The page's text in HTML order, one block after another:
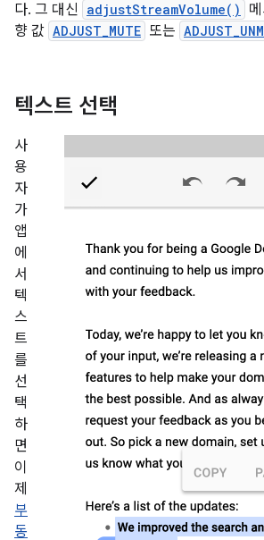
다. 그 대신 adjustStreamVolume()
향 값 ADJUST_MUTE 또는
텍스트 선택
사
용
자
가
앱
에
서
텍
스
트
를
선
택
하
면
이
제
부
동